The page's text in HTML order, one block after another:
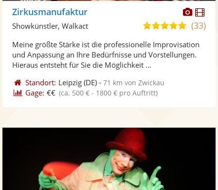
Fotos
Zirkusmanufaktur
5,0
5
Sternen
(33)
Showkünstler, Walkact
Meine größte Stärke ist die professionelle Improvisation
und Anpassung an Ihre Bedürfnisse und Vorstellungen.
Hieraus entsteht für Sie die Möglichkeit ...
Standort: Leipzig (DE) -71 km von Zwickau
Gage: €€ (ca. 500 € - 1800 € pro Auftritt)